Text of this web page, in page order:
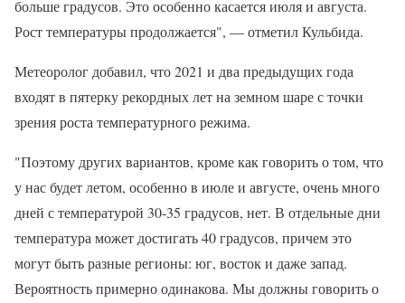
больше градусов. Это особенно касается июля и августа.
Рост температуры продолжается", — отметил Кульбида.
Метеоролог добавил, что 2021 и два предыдущих года
входят в пятерку рекордных лет на земном шаре с точки
зрения роста температурного режима.
"Поэтому других вариантов, кроме как говорить о том, что
у нас будет летом, особенно в июле и августе, очень много
дней с температурой 30-35 градусов, нет. В отдельные дни
температура может достигать 40 градусов, причем это
могут быть разные регионы: юг, восток и даже запад.
Вероятность примерно одинакова. Мы должны говорить о